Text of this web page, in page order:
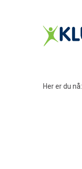
Her er du nå: